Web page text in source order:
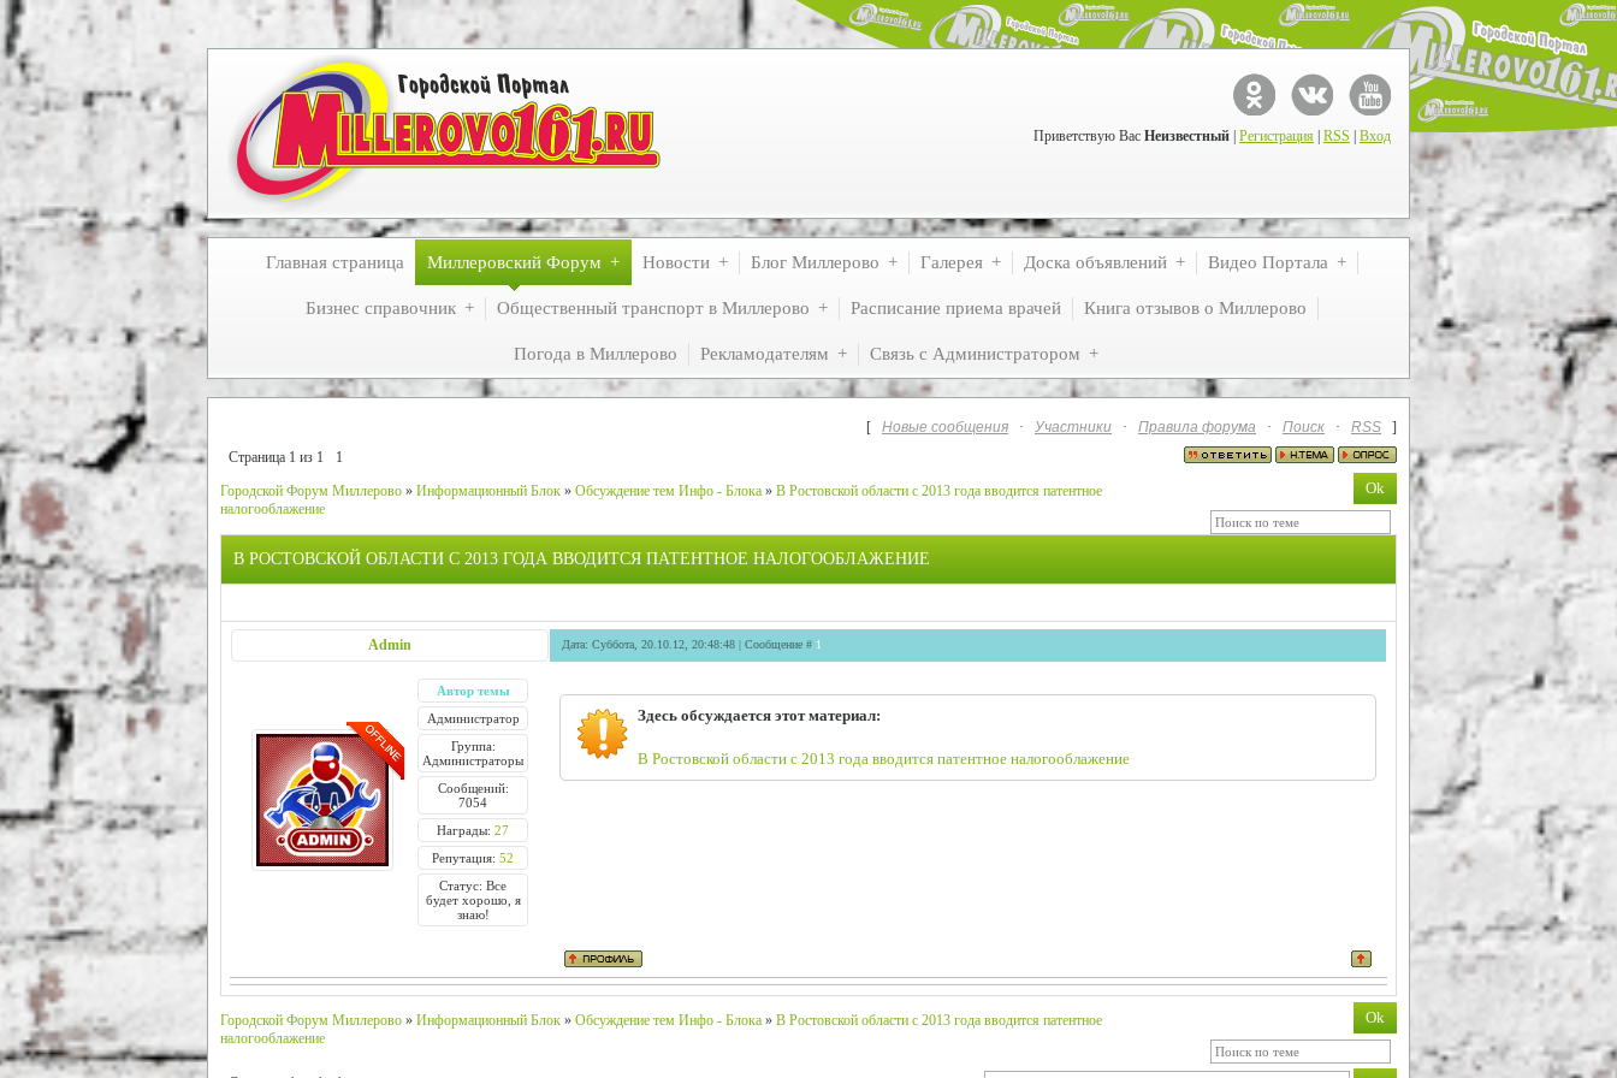
Приветствую Вас Неизвестный Регистрация RSS Вход
Главная страница Миллеровский Форум Новости Блог Миллерово Галерея Доска объявлений Видео Портала
Бизнес справочник Общественный транспорт в Миллерово Расписание приема врачей Книга отзывов о Миллерово
Погода в Миллерово Рекламодателям Связь с Администратором
[ Новые сообщения · Участники · Правила форума · Поиск · RSS
]
Страница 1 из 1
1
Городской Форум Миллерово » Информационный Блок » Обсуждение тем Инфо - Блока » В Ростовской области с 2013 года вводится патентное
налогооблажение
В РОСТОВСКОЙ ОБЛАСТИ С 2013 ГОДА ВВОДИТСЯ ПАТЕНТНОЕ НАЛОГООБЛАЖЕНИЕ
Admin Дата: Суббота, 20.10.12, 20:48:48 | Сообщение # 1
Автор темы
Администратор
Группа:
Администраторы
Сообщений:
7054
Награды: 27
Репутация: 52
Статус: Все
будет хорошо, я
знаю!
Здесь обсуждается этот материал:
В Ростовской области с 2013 года вводится патентное налогооблажение
Городской Форум Миллерово » Информационный Блок » Обсуждение тем Инфо - Блока » В Ростовской области с 2013 года вводится патентное
налогооблажение